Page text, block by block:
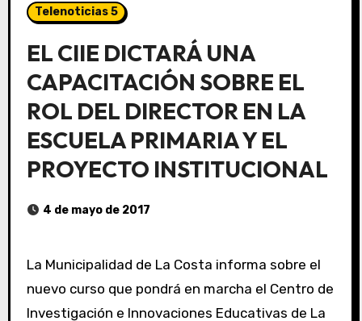
Telenoticias 5
EL CIIE DICTARÁ UNA
CAPACITACIÓN SOBRE EL
ROL DEL DIRECTOR EN LA
ESCUELA PRIMARIA Y EL
PROYECTO INSTITUCIONAL
4 de mayo de 2017
La Municipalidad de La Costa informa sobre el
nuevo curso que pondrá en marcha el Centro de
Investigación e Innovaciones Educativas de La